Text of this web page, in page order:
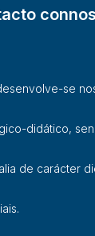
se
didático,
de carácter